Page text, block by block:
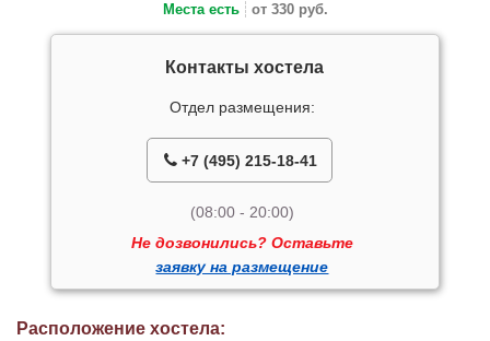
Места есть от 330 руб.
Контакты хостела
Отдел размещения:
+7 (495) 215-18-41
(08:00 - 20:00)
Не дозвонились? Оставьте
заявку на размещение
Расположение хостела: